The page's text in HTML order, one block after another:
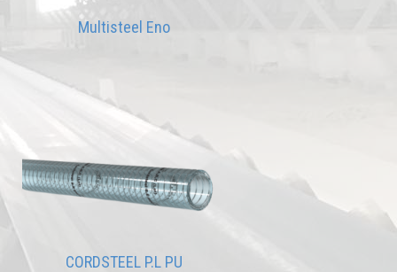
Multisteel Eno
CORDSTEEL P.L PU